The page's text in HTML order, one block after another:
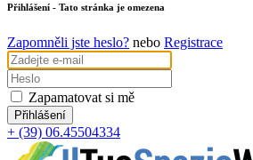
Přihlášení - Tato stránka je omezena
Zapomněli jste heslo? nebo Registrace
Zapamatovat si mě
+ (39) 06.45504334